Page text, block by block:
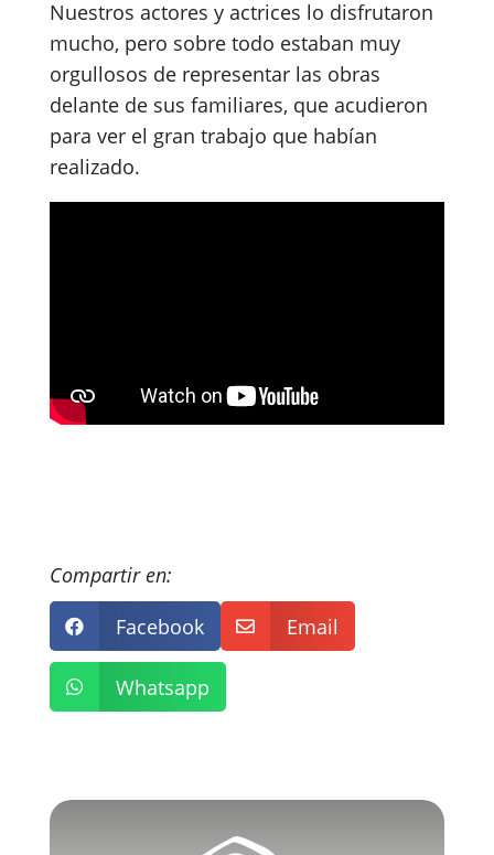
Nuestros actores y actrices lo disfrutaron
mucho, pero sobre todo estaban muy
orgullosos de representar las obras
delante de sus familiares, que acudieron
para ver el gran trabajo que habían
realizado.
Compartir en:
 Facebook  Email
 Whatsapp